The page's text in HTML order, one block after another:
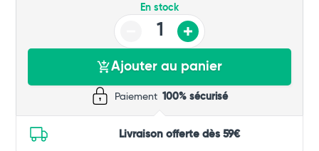
En stock
Ajouter au panier
Paiement 100% sécurisé
Livraison offerte dès 59€